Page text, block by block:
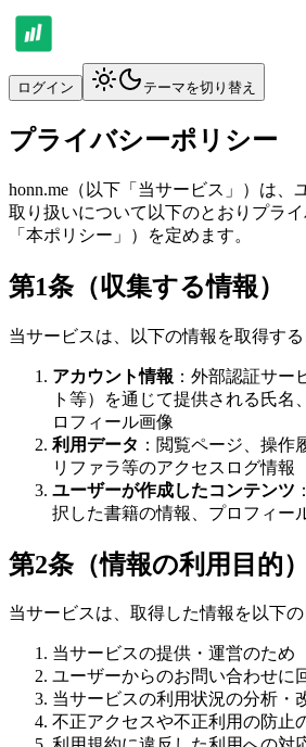
ログイン テーマを切り替え
プライバシーポリシー
honn.me（以下「当サービス」）は、
取り扱いについて以下のとおりプラ
「本ポリシー」）を定めます。
第1条（収集する情報）
当サービスは、以下の情報を取得する
アカウント情報 ：外部認証サー
ト等）を通じて提供される氏名
ロフィール画像
利用データ ：閲覧ページ、操作
リファラ等のアクセスログ情報
ユーザーが作成したコンテンツ
択した書籍の情報、プロフィー
第2条（情報の利用目的）
当サービスは、取得した情報を以下の
当サービスの提供・運営のため
ユーザーからのお問い合わせに
当サービスの利用状況の分析・
不正アクセスや不正利用の防止